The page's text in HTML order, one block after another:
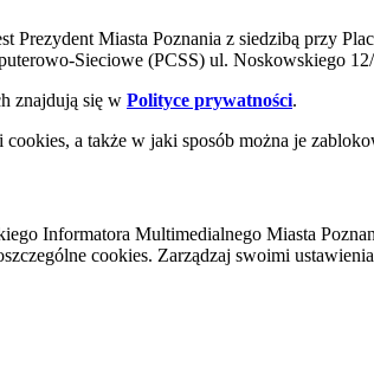
Miasta Poznania z siedzibą przy
Sieciowe (PCSS) ul. Noskowskiego
znajdują się w Polityce prywatności.
a także w jaki sposób można je
Informatora Multimedialnego Miasta
cookies. Zarządzaj swoimi